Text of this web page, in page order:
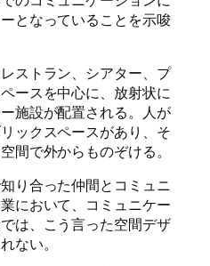
となっていることを示唆
ストラン、シアター、プ
ースを中心に、放射状に
施設が配置される。人が
ックスペースがあり、そ
間で外からものぞける。
り合った仲間とコミュニ
において、コミュニケー
は、こう言った空間デザ
ない。